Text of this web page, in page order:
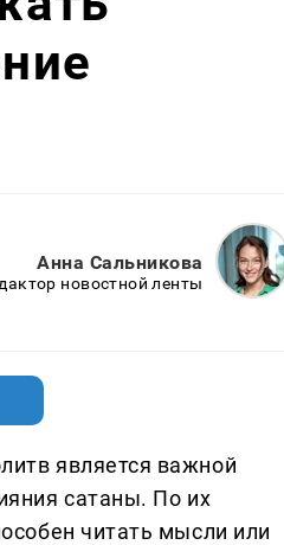
Анна Сальникова
новостной ленты
является важной
сатаны. По их
читать мысли или